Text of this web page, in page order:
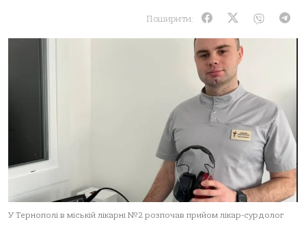
Поширити:
У Тернополі в міській лікарні №2 розпочав прийом лікар-сурдолог